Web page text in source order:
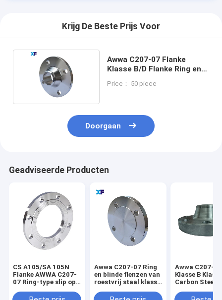
Krijg De Beste Prijs Voor
Awwa C207-07 Flanke
Klasse B/D Flanke Ring en
Price： 50 piece
Doorgaan
Geadviseerde Producten
CS A105/SA 105N
Flanke AWWA C207-
07 Ring-type slip op
Awwa C207-07 Ring
en blinde flenzen van
roestvrij staal klasse
Awwa C207-
Klasse B
Carbon Steel